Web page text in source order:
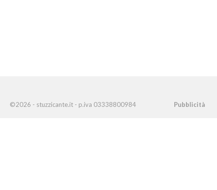
©2026 - stuzzicante.it - p.iva 03338800984 Pubblicità